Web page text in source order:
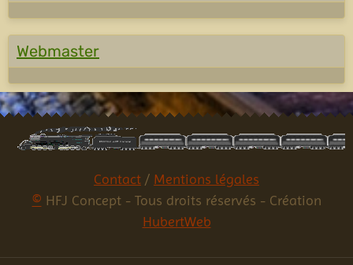
Webmaster
Contact / Mentions légales
© HFJ Concept - Tous droits réservés - Création
HubertWeb